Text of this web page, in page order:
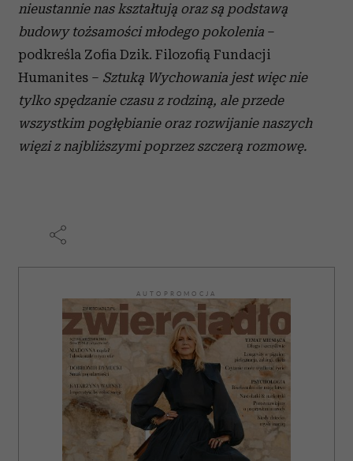
korzystasz z naszej witryny, udostępniamy partnerom
społecznościowym, reklamowym i analitycznym.
Partnerzy mogą połączyć te informacje z innymi danymi
otrzymanymi od Ciebie lub uzyskanymi podczas
nieustannie nas kształtują oraz są podstawą
budowy tożsamości młodego pokolenia –
podkreśla Zofia Dzik. Filozofią Fundacji
Humanites – Sztuką Wychowania jest więc nie
tylko spędzanie czasu z rodziną, ale przede
wszystkim pogłębianie oraz rozwijanie naszych
więzi z najbliższymi poprzez szczerą rozmowę.
AUTOPROMOCJA